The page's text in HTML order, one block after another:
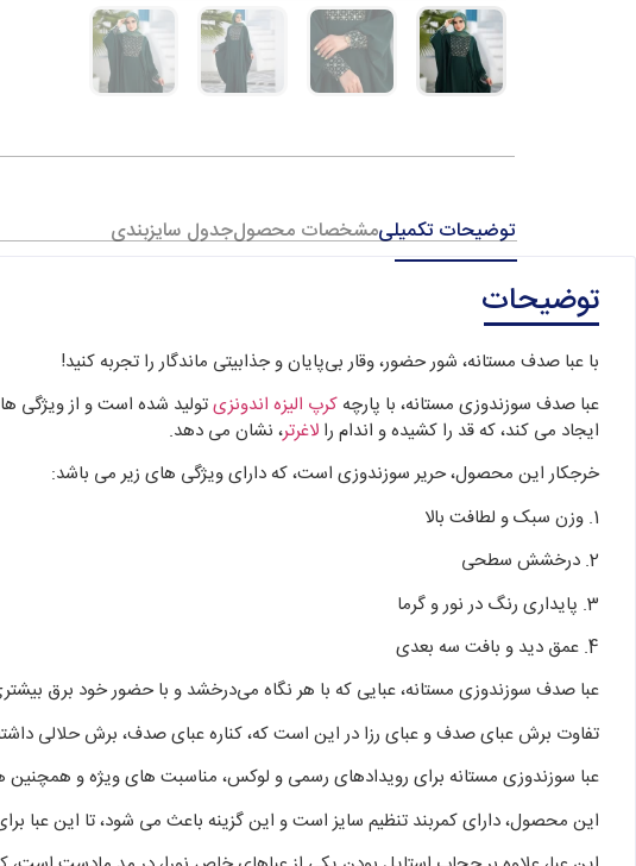
توضیحات تکمیلیمشخصات محصولجدول سایزبندی
توضیحات
با عبا صدف مستانه، شور حضور، وقار بی‌پایان و جذابیتی ماندگار را تجربه کنید!
عبا صدف سوزندوزی مستانه، با پارچه کرپ الیزه اندونزیتولید شده است و از ویژگی
ایجاد می کند، که قد را کشیده و اندام را لاغرتر، نشان می دهد.
خرجکار این محصول، حریر سوزندوزی است، که دارای ویژگی های زیر می باشد:
1. وزن سبک و لطافت بالا
2. درخشش سطحی
3. پایداری رنگ در نور و گرما
4. عمق دید و بافت سه‌ بعدی
عبا صدف سوزندوزی مستانه، عبایی که با هر نگاه می‌درخشد و با حضور خود برق
تفاوت برش عبای صدف و عبای رزا در این است که، کناره عبای صدف، برش حلالی
عبا سوزندوزی مستانه برای رویدادهای رسمی و لوکس، مناسبت های ویژه و
این محصول، دارای کمربند تنظیم سایز است و این گزینه باعث می شود، تا این عبا برای سایزهای 36 تا